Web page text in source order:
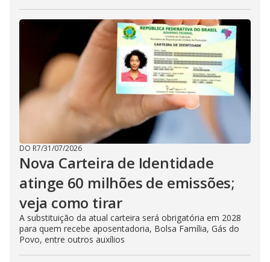
DO R7/31/07/2026
Nova Carteira de Identidade
atinge 60 milhões de emissões;
veja como tirar
A substituição da atual carteira será obrigatória em 2028
para quem recebe aposentadoria, Bolsa Família, Gás do
Povo, entre outros auxílios